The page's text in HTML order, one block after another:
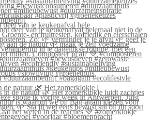
deel van je keukenafval hele
de natuur 🌿 Het zomerklokje l